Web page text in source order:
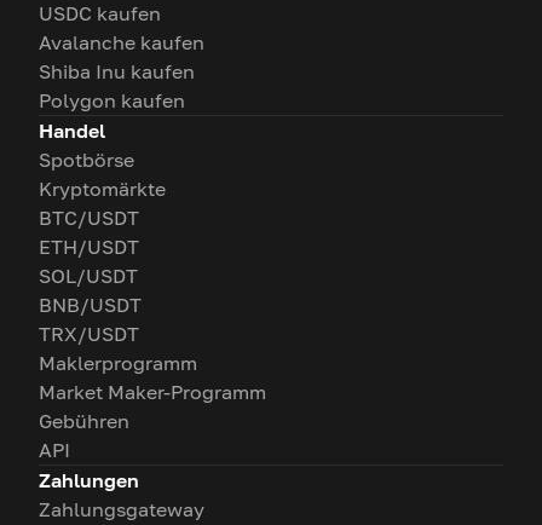
USDC kaufen
Avalanche kaufen
Shiba Inu kaufen
Polygon kaufen
Handel
Spotbörse
Kryptomärkte
BTC/USDT
ETH/USDT
SOL/USDT
BNB/USDT
TRX/USDT
Maklerprogramm
Market Maker-Programm
Gebühren
API
Zahlungen
Zahlungsgateway